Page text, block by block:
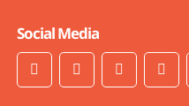
Social Media